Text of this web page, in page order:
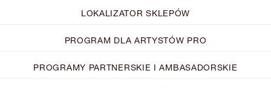
LOKALIZATOR SKLEPÓW
PROGRAM DLA ARTYSTÓW PRO
PROGRAMY PARTNERSKIE I AMBASADORSKIE